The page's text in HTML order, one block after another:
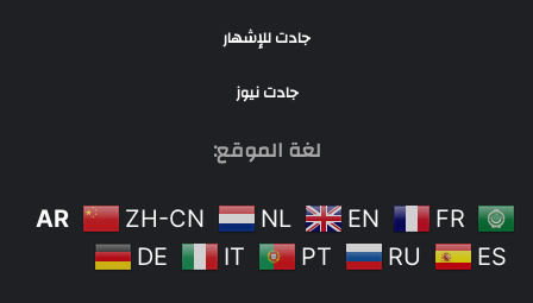
جادت للإشهار
جادت نيوز
لغة الموقع:
AR ZH-CN NL EN
FR
DE
IT PT RU ES